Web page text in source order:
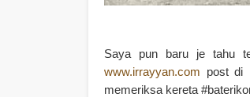
Saya pun baru je tahu
www.irrayyan.com post di
memeriksa kereta